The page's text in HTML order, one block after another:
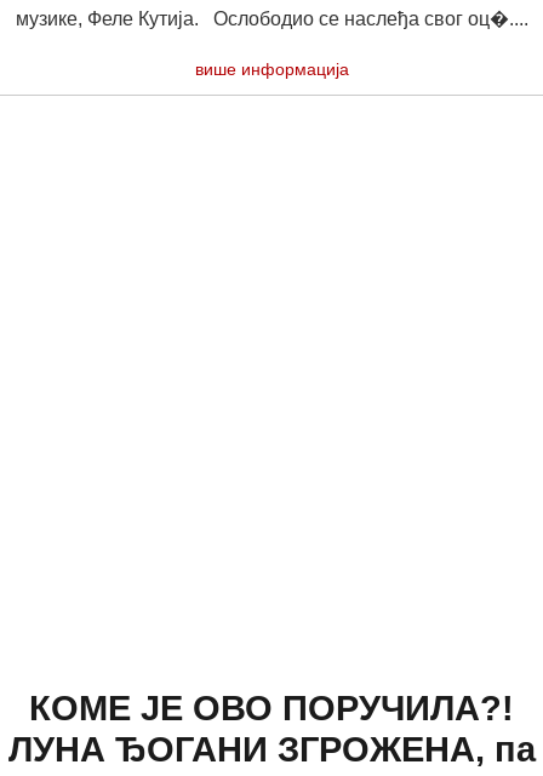
музике, Феле Кутија. Ослободио се наслеђа свог оц�....
више информација
КОМЕ ЈЕ ОВО ПОРУЧИЛА?!
ЛУНА ЂОГАНИ ЗГРОЖЕНА, па